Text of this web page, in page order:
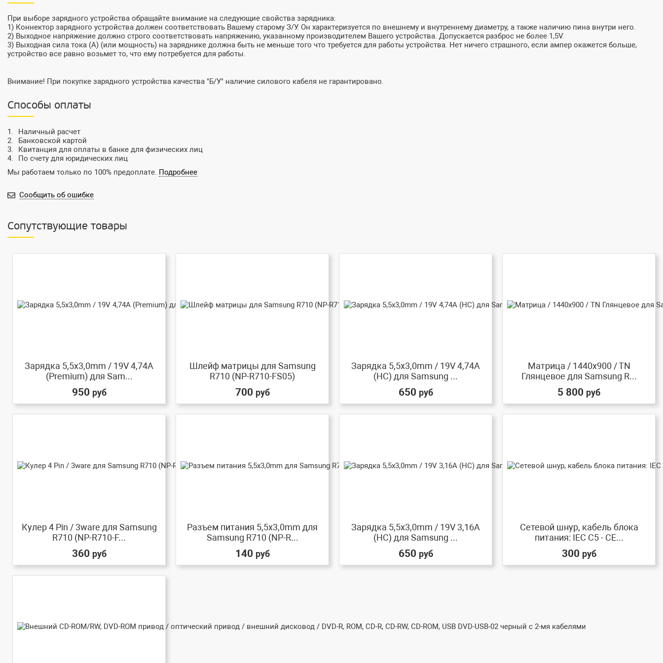
При выборе зарядного устройства обращайте внимание на следующие свойства зарядника:
1) Коннектор зарядного устройства должен соответствовать Вашему старому З/У. Он характеризуется по внешнему и внутреннему диаметру, а также наличию пина внутри него.
2) Выходное напряжение должно строго соответствовать напряжению, указанному производителем Вашего устройства. Допускается разброс не более 1,5V.
3) Выходная сила тока (А) (или мощность) на заряднике должна быть не меньше того что требуется для работы устройства. Нет ничего страшного, если ампер окажется больше,
устройство все равно возьмет то, что ему потребуется для работы.
Внимание! При покупке зарядного устройства качества "Б/У" наличие силового кабеля не гарантировано.
Способы оплаты
Наличный расчет
Банковской картой
Квитанция для оплаты в банке для физических лиц
По счету для юридических лиц
Мы работаем только по 100% предоплате. Подробнее
Сообщить об ошибке
Сопутствующие товары
Зарядка 5,5x3,0mm / 19V 4,74A
(Premium) для Sam...
950 руб
Шлейф матрицы для Samsung
R710 (NP-R710-FS05)
700 руб
Зарядка 5,5x3,0mm / 19V 4,74A
(HC) для Samsung ...
650 руб
Матрица / 1440x900 / TN
Глянцевое для Samsung R...
5 800 руб
Кулер 4 Pin / 3ware для Samsung
R710 (NP-R710-F...
360 руб
Разъем питания 5,5x3,0mm для
Samsung R710 (NP-R...
140 руб
Зарядка 5,5x3,0mm / 19V 3,16A
(HC) для Samsung ...
650 руб
Сетевой шнур, кабель блока
питания: IEC C5 - CE...
300 руб